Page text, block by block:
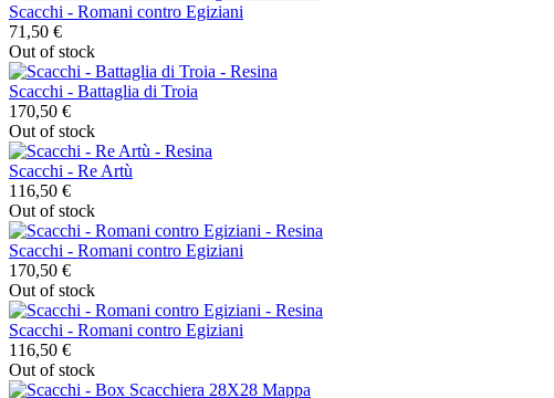
Scacchi - Romani contro Egiziani
71,50 €
Out of stock
Scacchi - Battaglia di Troia
170,50 €
Out of stock
Scacchi - Re Artù
116,50 €
Out of stock
Scacchi - Romani contro Egiziani
170,50 €
Out of stock
Scacchi - Romani contro Egiziani
116,50 €
Out of stock